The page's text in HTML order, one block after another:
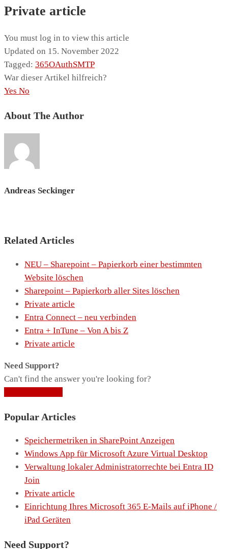
Private article
You must log in to view this article
Updated on 15. November 2022
Tagged: 365OAuthSMTP
War dieser Artikel hilfreich?
Yes No
About The Author
Andreas Seckinger
Related Articles
NEU – Sharepoint – Papierkorb einer bestimmten
Website löschen
Sharepoint – Papierkorb aller Sites löschen
Private article
Entra Connect – neu verbinden
Entra + InTune – Von A bis Z
Private article
Need Support?
Can't find the answer you're looking for?
Popular Articles
Speichermetriken in SharePoint Anzeigen
Windows App für Microsoft Azure Virtual Desktop
Verwaltung lokaler Administratorrechte bei Entra ID
Join
Private article
Einrichtung Ihres Microsoft 365 E-Mails auf iPhone /
iPad Geräten
Need Support?